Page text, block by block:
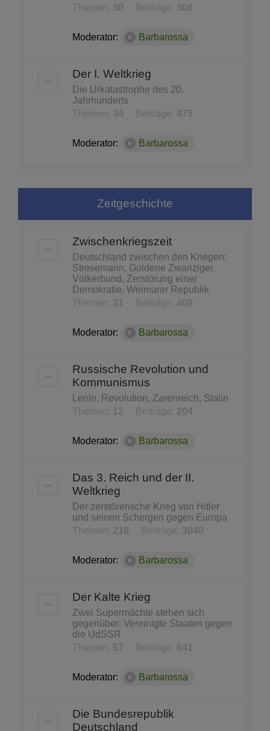
Themen: 30 Beiträge: 306
Moderator: Barbarossa
Der I. Weltkrieg
Die Urkatastrophe des 20.
Jahrhunderts
Themen: 34 Beiträge: 475
Moderator: Barbarossa
Zeitgeschichte
Zwischenkriegszeit
Deutschland zwischen den Kriegen:
Stresemann, Goldene Zwanziger,
Völkerbund, Zerstörung einer
Demokratie, Weimarer Republik
Themen: 31 Beiträge: 409
Moderator: Barbarossa
Russische Revolution und
Kommunismus
Lenin, Revolution, Zarenreich, Stalin
Themen:
12 Beiträge: 204
Moderator: Barbarossa
Das 3. Reich und der II.
Weltkrieg
Der zerstörerische Krieg von Hitler
und seinen Schergen gegen Europa
Themen: 218 Beiträge: 3040
Moderator: Barbarossa
Der Kalte Krieg
Zwei Supermächte stehen sich
gegenüber: Vereinigte Staaten gegen
die UdSSR
Themen: 57 Beiträge: 641
Moderator: Barbarossa
Die Bundesrepublik
Deutschland